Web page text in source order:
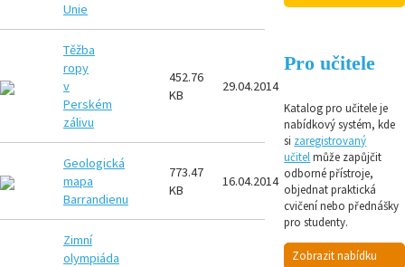
Unie
Těžba
ropy
v
Perském
zálivu
452.76
KB
29.04.2014
Geologická
mapa
Barrandienu
PNG
773.47
KB
16.04.2014
Zimní
olympiáda
Pro učitele
Katalog pro učitele je
nabídkový systém, kde
si zaregistrovaný
učitelmůže zapůjčit
odborné přístroje,
objednat praktická
cvičení nebo přednášky
pro studenty.
Zobrazit nabídku